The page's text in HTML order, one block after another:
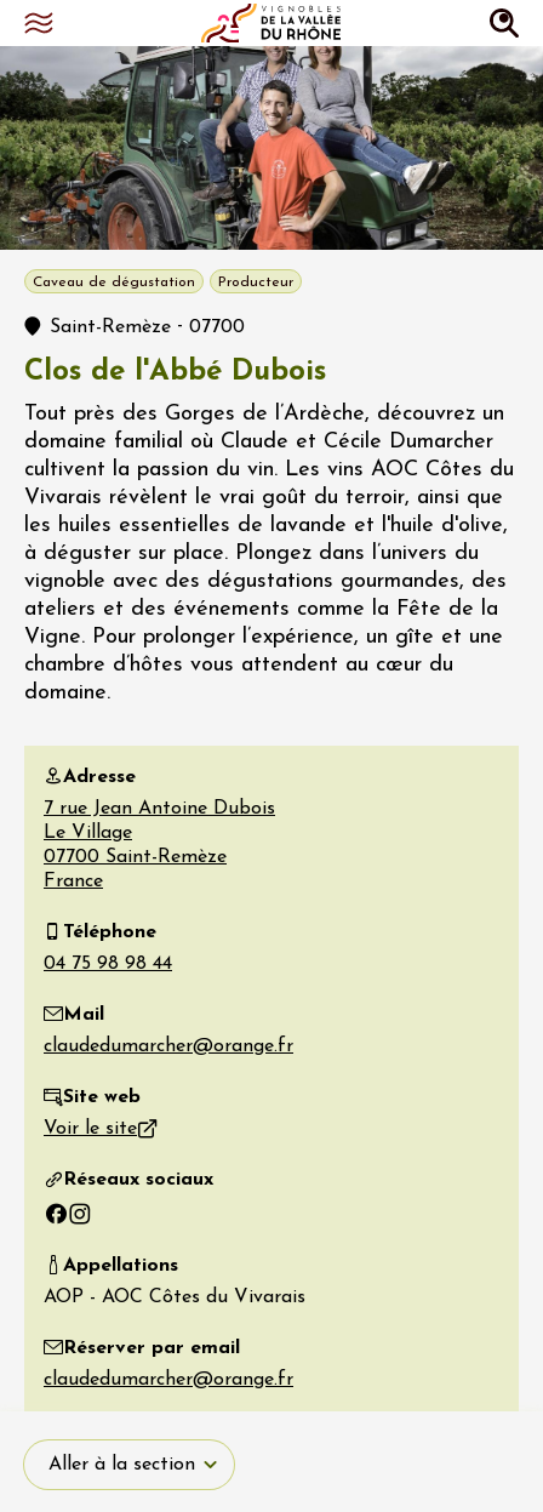
Caveau de dégustation Producteur
Saint-Remèze - 07700
Clos de l'Abbé Dubois
Tout près des Gorges de l’Ardèche, découvrez un
domaine familial où Claude et Cécile Dumarcher
cultivent la passion du vin. Les vins AOC Côtes du
Vivarais révèlent le vrai goût du terroir, ainsi que
les huiles essentielles de lavande et l'huile d'olive,
à déguster sur place. Plongez dans l’univers du
vignoble avec des dégustations gourmandes, des
ateliers et des événements comme la Fête de la
Vigne. Pour prolonger l’expérience, un gîte et une
chambre d’hôtes vous attendent au cœur du
domaine.
Adresse
7 rue Jean Antoine Dubois
Le Village
07700 Saint-Remèze
France
Téléphone
Mail
Site web
Voir le site
Réseaux sociaux
Facebook
Instagram
Appellations
AOP - AOC Côtes du Vivarais
Réserver par email
Aller à la section